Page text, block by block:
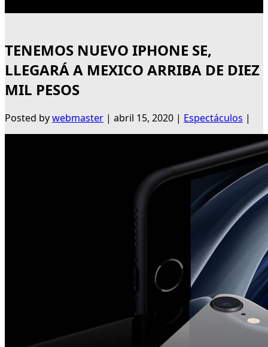
TENEMOS NUEVO IPHONE SE,
LLEGARÁ A MEXICO ARRIBA DE DIEZ
MIL PESOS
Posted bywebmaster | abril 15, 2020 | Espectáculos |